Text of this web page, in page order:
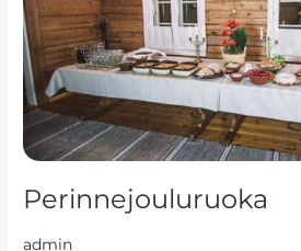
Perinnejouluruoka
admin